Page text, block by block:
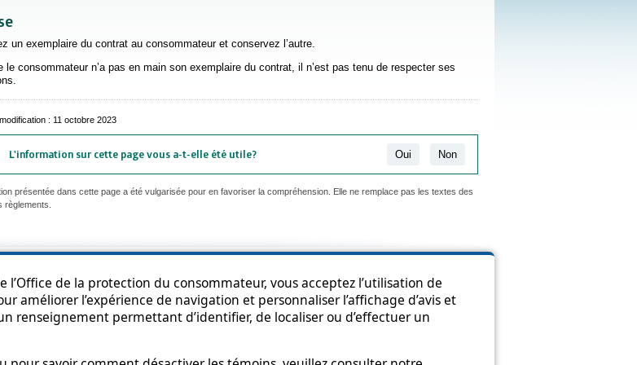
de la protection du consommateur, vous acceptez l’utilisation de
améliorer l’expérience de navigation et personnaliser l’affichage d’avis et
renseignement permettant d’identifier, de localiser ou d’effectuer un
un exemplaire du contrat au consommateur et conservez l’autre.
le consommateur n’a pas en main son exemplaire du contrat, il n’est pas tenu de respecter ses
: 11 octobre 2023
L'information sur cette page vous a-t-elle été utile? Oui Non
présentée dans cette page a été vulgarisée pour en favoriser la compréhension. Elle ne remplace pas les textes des
règlements.